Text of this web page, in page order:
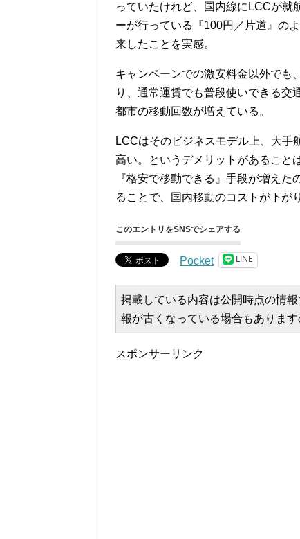
っていたけれど、国内線にLCCが就
ーが行っている『100円／片道』の
来したことを実感。
キャンペーンでの激安料金以外でも
り、通常運賃でも普段使いできる交
都市の移動回数が増えている。
LCCはそのビジネスモデル上、大
高い。というデメリットがあること
『格安で移動できる』手段が増え
ることで、国内移動のコストが下が
このエントリをSNSでシェアする
Pocket LINE
掲載している内容は公開時点の情
報が古くなっている場合もあります
スポンサーリンク